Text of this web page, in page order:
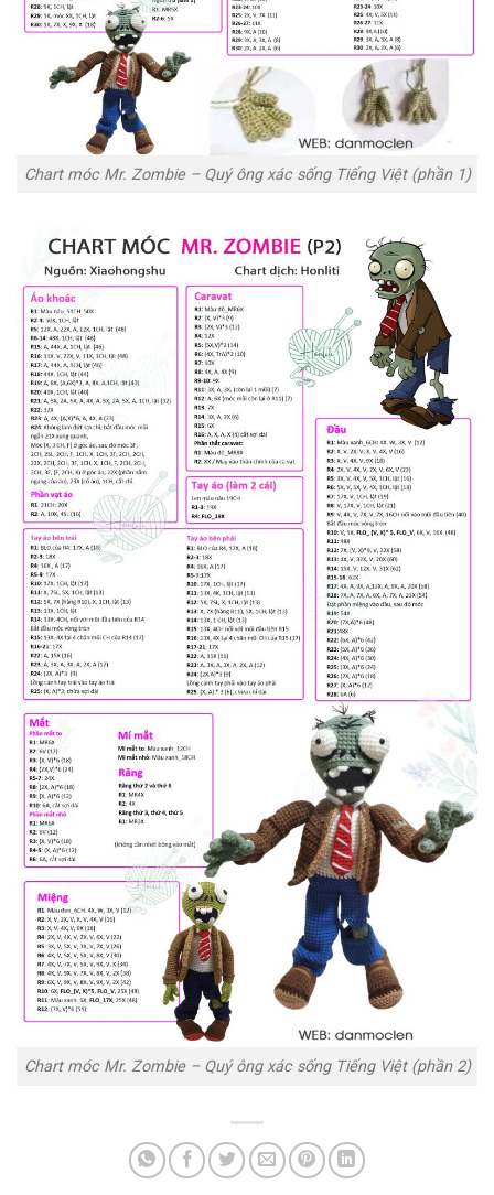
Chart móc Mr. Zombie – Quý ông xác sống Tiếng Việt (phần 1)
Chart móc Mr. Zombie – Quý ông xác sống Tiếng Việt (phần 2)